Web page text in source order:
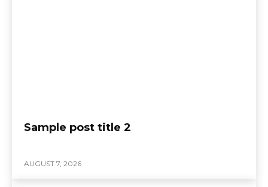
Sample post title 2
AUGUST 7, 2026